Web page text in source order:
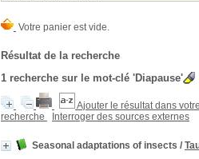
Résultat de la recherche
1 recherche sur le mot-clé 'Diapause'
Ajouter le résultat dans
recherche
Interroger des sources externes
Seasonal adaptations of insects /